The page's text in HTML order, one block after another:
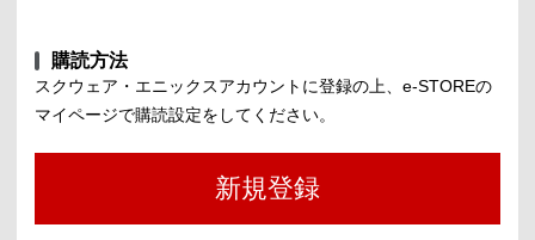
購読方法
スクウェア・エニックスアカウントに登録の上、 e-STOREの
マイページで購読設定をしてください。
新規登録